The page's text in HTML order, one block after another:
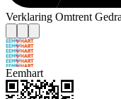
Verklaring Omtrent
Eemhart